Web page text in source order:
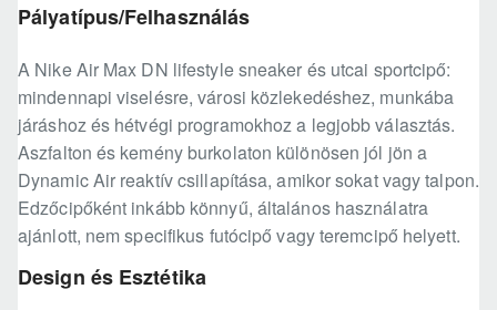
Pályatípus/Felhasználás
A Nike Air Max DN lifestyle sneaker és utcai sportcipő:
mindennapi viselésre, városi közlekedéshez, munkába
járáshoz és hétvégi programokhoz a legjobb választás.
Aszfalton és kemény burkolaton különösen jól jön a
Dynamic Air reaktív csillapítása, amikor sokat vagy talpon.
Edzőcipőként inkább könnyű, általános használatra
ajánlott, nem specifikus futócipő vagy teremcipő helyett.
Design és Esztétika